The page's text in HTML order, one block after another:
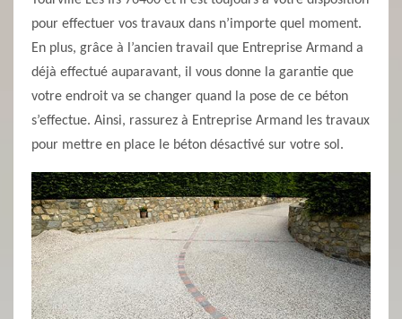
pour effectuer vos travaux dans n’importe quel moment.
En plus, grâce à l’ancien travail que Entreprise Armand a
déjà effectué auparavant, il vous donne la garantie que
votre endroit va se changer quand la pose de ce béton
s’effectue. Ainsi, rassurez à Entreprise Armand les travaux
pour mettre en place le béton désactivé sur votre sol.